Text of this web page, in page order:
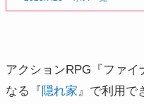
アクションRPG『ファイ
なる『 隠れ家 』で利用で